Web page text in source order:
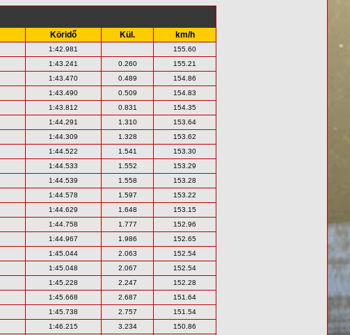
Köridő Kül. km/h
1:42.981
155.60
1:43.241 0.260
155.21
1:43.470 0.489
154.86
1:43.490 0.509
154.83
1:43.812 0.831
154.35
1:44.291 1.310
153.64
1:44.309 1.328
153.62
1:44.522 1.541
153.30
1:44.533 1.552
153.29
1:44.539 1.558
153.28
1:44.578 1.597
153.22
1:44.629 1.648
153.15
1:44.758 1.777
152.96
1:44.967 1.986
152.65
1:45.044 2.063
152.54
1:45.048 2.067
152.54
1:45.228 2.247
152.28
1:45.668 2.687
151.64
1:45.738 2.757
151.54
1:46.215 3.234
150.86